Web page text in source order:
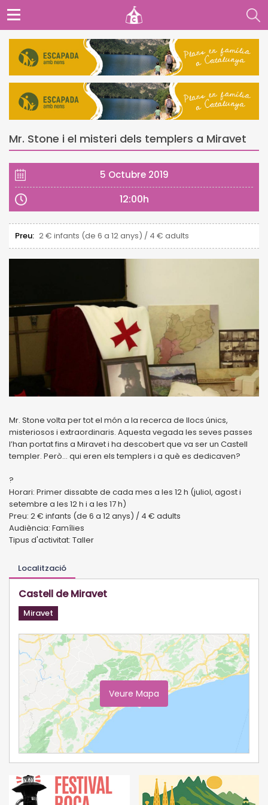
Mr. Stone i el misteri dels templers a Miravet
5 Octubre 2019
12:00h
Preu: 2 € infants (de 6 a 12 anys) / 4 € adults
Mr. Stone volta per tot el món a la recerca de llocs únics,
misteriosos i extraordinaris. Aquesta vegada les seves passes
l’han portat fins a Miravet i ha descobert que va ser un Castell
templer. Però… qui eren els templers i a què es dedicaven?
?
Horari: Primer dissabte de cada mes a les 12 h (juliol, agost i
setembre a les 12 h i a les 17 h)
Preu: 2 € infants (de 6 a 12 anys) / 4 € adults
Audiència: Famílies
Tipus d'activitat: Taller
Localització
Castell de Miravet
Miravet
Veure Mapa